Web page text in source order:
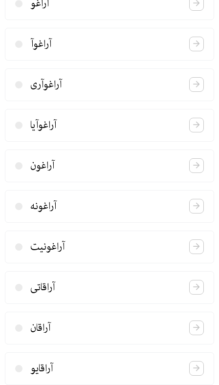
آراغو
آراغوآ
آراغوآری
آراغوآیا
آراغون
آراغونە
آراغونیت
آراقاتی
آراقان
آراقایو